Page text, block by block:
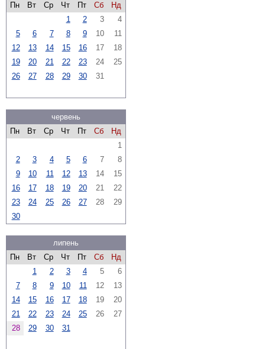
Пн
Вт Ср Чт Пт Сб
Нд
1
2 3
4
5
6 7 8 9 10
11
12
13 14 15 16 17
18
19
20 21 22 23 24
25
26
27 28 29 30 31
червень
Пн
Вт Ср Чт Пт Сб
Нд
1
2
3 4 5 6 7
8
9
10 11 12 13 14
15
16
17 18 19 20 21
22
23
24 25 26 27 28
29
30
липень
Пн
Вт Ср Чт Пт Сб
Нд
1
2 3 4 5
6
7
8 9 10 11 12
13
14
15 16 17 18 19
20
21
22 23 24 25 26
27
28
29 30 31